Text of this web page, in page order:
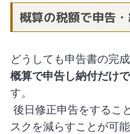
概算の税額で申告
どうしても申告書の完
概算で申告し納付だけ
す。
後日修正申告をするこ
スクを減らすことが可能